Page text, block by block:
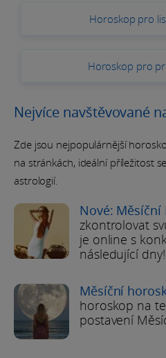
Horoskop pro
Horoskop pro
Nejvíce navštěvované
Zde jsou nejpopulárnější
na stránkách, ideální příležitost
astrologií.
Nové: Měsíční
zkontrolovat
je online s
následující dny!
Měsíční
horoskop na
postavení